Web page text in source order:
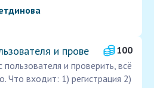
и прове
100
и проверить, всё
Что входит: 1) регистрация 2)